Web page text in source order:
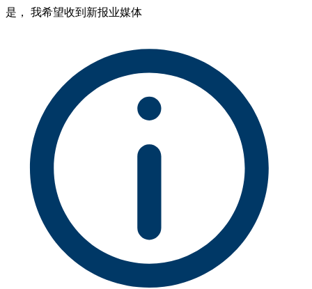
是， 我希望收到新报业媒体